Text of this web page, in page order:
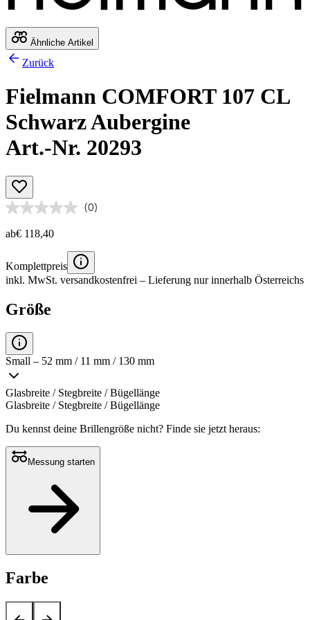
Ähnliche Artikel
Zurück
Fielmann COMFORT 107 CL
Schwarz Aubergine
Art.-Nr. 20293
(0)
ab€ 118,40
Komplettpreis
inkl. MwSt. versandkostenfrei – Lieferung nur innerhalb Österreichs
Größe
Small – 52 mm / 11 mm / 130 mm
Glasbreite / Stegbreite / Bügellänge
Glasbreite / Stegbreite / Bügellänge
Du kennst deine Brillengröße nicht? Finde sie jetzt heraus:
Messung starten
Farbe